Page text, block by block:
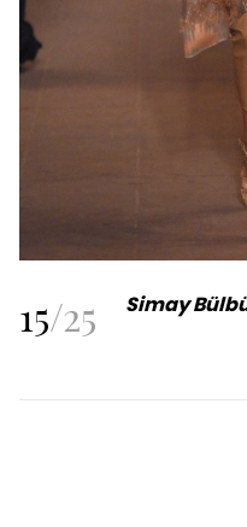
15/25 Simay